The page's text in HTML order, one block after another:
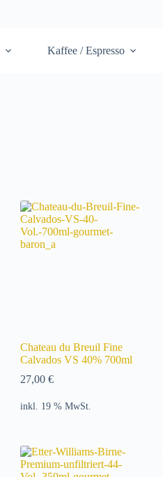
Kaffee / Espresso
Chateau du Breuil Fine
Calvados VS 40% 700ml
27,00 €
inkl. 19 % MwSt.